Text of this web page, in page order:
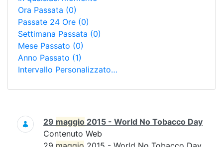
Ora Passata (0)
Passate 24 Ore (0)
Settimana Passata (0)
Mese Passato (0)
Anno Passato (1)
Intervallo Personalizzato…
Ricerca
29 maggio 2015 - World No Tobacco Day
Contenuto Web